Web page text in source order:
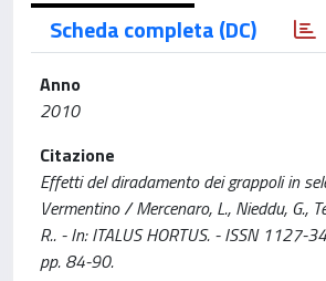
Scheda completa (DC)
Anno
2010
Citazione
Effetti del diradamento dei grappoli in
Vermentino / Mercenaro, L., Nieddu, G.,
R.. - In: ITALUS HORTUS. - ISSN 1127-
pp. 84-90.